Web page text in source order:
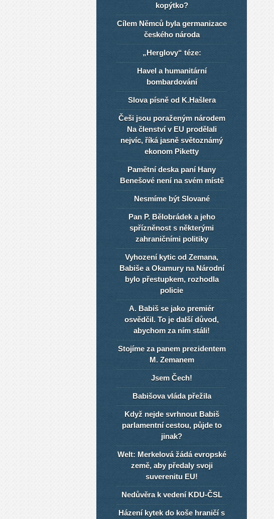
kopýtko?
Cílem Němců byla germanizace
českého národa
„Herglovy“ téze:
Havel a humanitární
bombardování
Slova písně od K.Hašlera
Češi jsou poraženým národem
Na členství v EU prodělali
nejvíc, říká jasně světoznámý
ekonom Piketty
Pamětní deska paní Hany
Benešové není na svém místě
Nesmíme být Slované
Pan P. Bělobrádek a jeho
spřízněnost s některými
zahraničními politiky
Vyhození kytic od Zemana,
Babiše a Okamury na Národní
bylo přestupkem, rozhodla
policie
A. Babiš se jako premiér
osvědčil. To je další důvod,
abychom za ním stáli!
Stojíme za panem prezidentem
M. Zemanem
Jsem Čech!
Babišova vláda přežila
Když nejde svrhnout Babiš
parlamentní cestou, půjde to
jinak?
Welt: Merkelová žádá evropské
země, aby předaly svoji
suverenitu EU!
Nedůvěra k vedení KDU-ČSL
Házení kytek do koše hraničí s